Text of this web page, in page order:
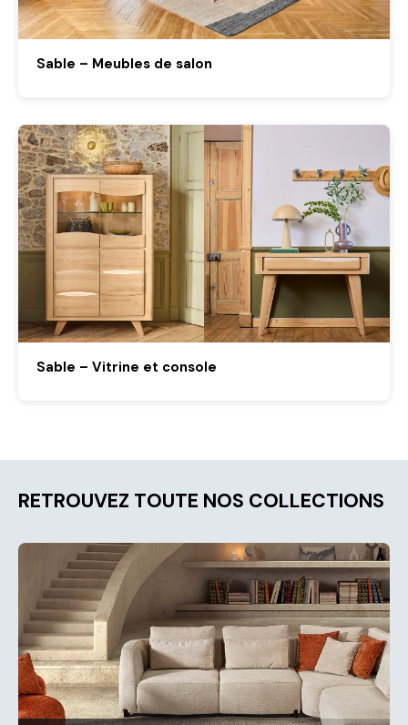
Sable – Meubles de salon
Sable – Vitrine et console
RETROUVEZ TOUTE NOS COLLECTIONS